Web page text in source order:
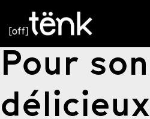
Pour son
délicieux